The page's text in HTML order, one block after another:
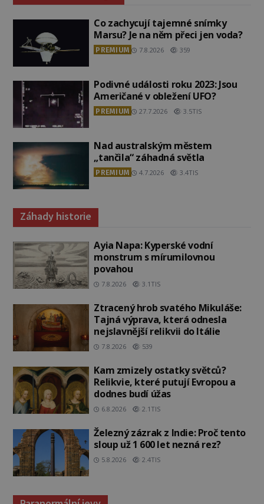
Co zachycují tajemné snímky
Marsu? Je na něm přeci jen voda?
PREMIUM 7.8.2026 359
Podivné události roku 2023: Jsou
Američané v obležení UFO?
PREMIUM 27.7.2026 3.5TIS
Nad australským městem
„tančila“ záhadná světla
PREMIUM 4.7.2026 3.4TIS
Záhady historie
Ayia Napa: Kyperské vodní
monstrum s mírumilovnou
povahou
7.8.2026 3.1TIS
Ztracený hrob svatého Mikuláše:
Tajná výprava, která odnesla
nejslavnější relikvii do Itálie
7.8.2026 539
Kam zmizely ostatky světců?
Relikvie, které putují Evropou a
dodnes budí úžas
6.8.2026 2.1TIS
Železný zázrak z Indie: Proč tento
sloup už 1 600 let nezná rez?
5.8.2026 2.4TIS